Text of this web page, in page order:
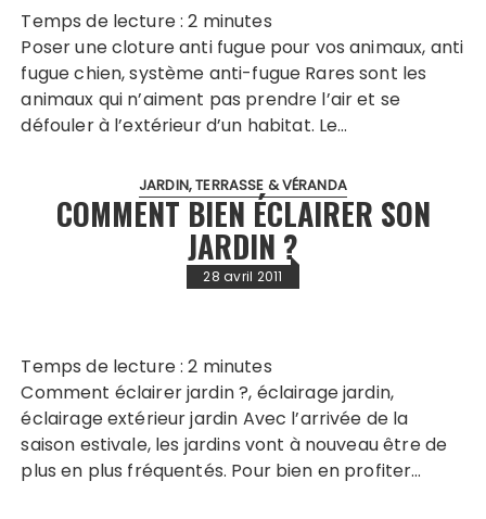
Temps de lecture :2 minutes
Poser une cloture anti fugue pour vos animaux, anti
fugue chien, système anti-fugue Rares sont les
animaux qui n’aiment pas prendre l’air et se
défouler à l’extérieur d’un habitat. Le…
JARDIN, TERRASSE & VÉRANDA
COMMENT BIEN ÉCLAIRER SON
JARDIN ?
28 avril 2011
Temps de lecture :2 minutes
Comment éclairer jardin ?, éclairage jardin,
éclairage extérieur jardin Avec l’arrivée de la
saison estivale, les jardins vont à nouveau être de
plus en plus fréquentés. Pour bien en profiter…